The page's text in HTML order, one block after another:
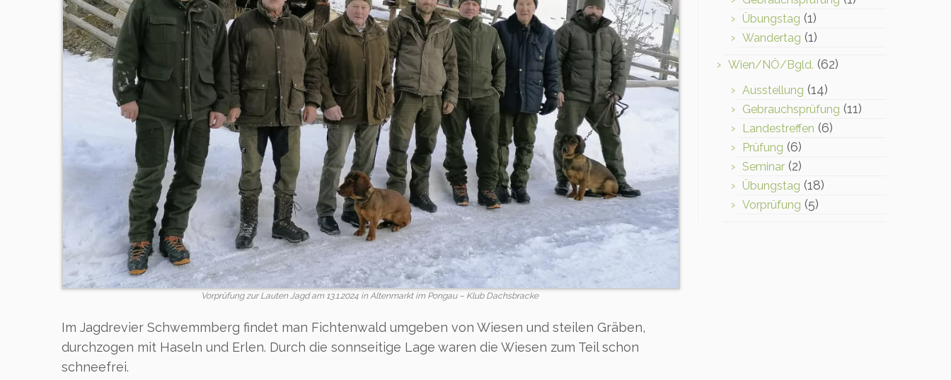
Vorprüfung zur Lauten Jagd am 13.1.2024 in Altenmarkt im Pongau – Klub Dachsbracke
Im Jagdrevier Schwemmberg findet man Fichtenwald umgeben von Wiesen und steilen Gräben,
durchzogen mit Haseln und Erlen. Durch die sonnseitige Lage waren die Wiesen zum Teil schon
schneefrei.
Übungstag (1)
Wandertag (1)
Wien/NÖ/Bgld. (62)
Ausstellung (14)
Gebrauchsprüfung (11)
Landestreffen (6)
Prüfung (6)
Seminar (2)
Übungstag (18)
Vorprüfung (5)